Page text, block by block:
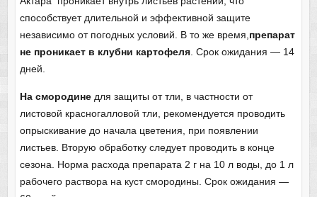
способствует длительной и эффективной защите
независимо от погодных условий. В то же время, препарат
не проникает в клубни картофеля. Срок ожидания — 14
дней.
На смородинедля защиты от тли, в частности от
листовой красногалловой тли, рекомендуется проводить
опрыскивание до начала цветения, при появлении
листьев. Вторую обработку следует проводить в конце
сезона. Норма расхода препарата 2 г на 10 л воды, до 1 л
рабочего раствора на куст смородины. Срок ожидания —